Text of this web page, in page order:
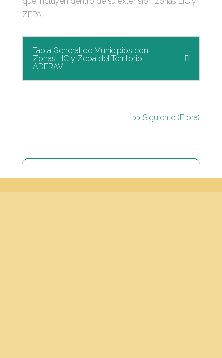
ZEPA.
Tabla General de Municipios con
Zonas LIC y Zepa del Territorio
ADERAVI
>> Siguiente (Flora)